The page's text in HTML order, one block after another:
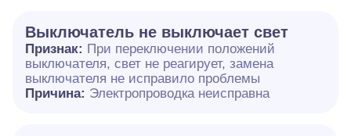
Выключатель не выключает свет
Признак: При переключении положений
выключателя, свет не реагирует, замена
выключателя не исправило проблемы
Причина: Электропроводка неисправна